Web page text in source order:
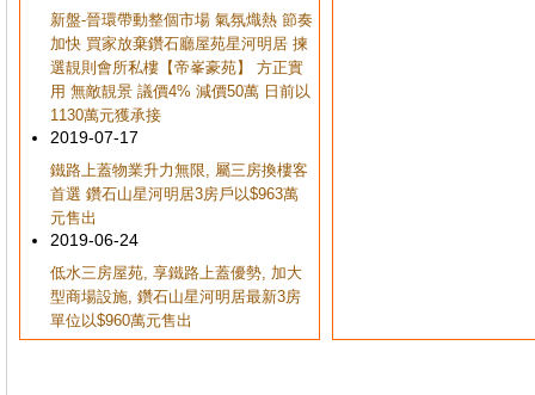
新盤-晉環帶動整個市場 氣氛熾熱 節奏
加快 買家放棄鑽石廳屋苑星河明居 揀
選靚則會所私樓【帝峯豪苑】 方正實
用 無敵靚景 議價4% 減價50萬 日前以
1130萬元獲承接
2019-07-17
鐵路上蓋物業升力無限, 屬三房換樓客
首選 鑽石山星河明居3房戶以$963萬
元售出
2019-06-24
低水三房屋苑, 享鐵路上蓋優勢, 加大
型商場設施, 鑽石山星河明居最新3房
單位以$960萬元售出